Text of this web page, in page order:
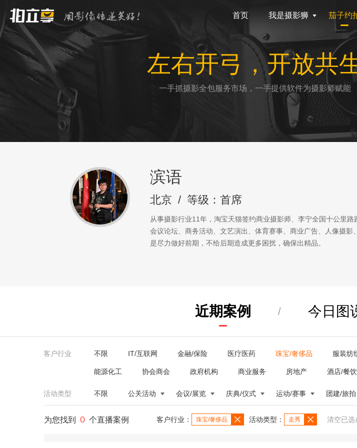
首页 我是摄影狮 茄子约
左右开弓，开放共
一手抓摄影全包服务市场，一手提供软件为摄影师赋能
滨语
北京 / 等级：首席
从事摄影行业11年，淘宝天猫签约商业摄影师、李宁全国十公里
会议论坛、商务活动、文艺演出、体育赛事、商业广告、人像摄
是尽力做好前期，不给后期造成更多困扰，确保出精品。
近期案例 / 今日图
客户行业 不限 IT/互联网 金融/保险 医疗医药 珠宝/奢侈品 服装纺
能源化工 协会商会 政府机构 商业服务 房地产 酒店/餐饮
活动类型 不限 公关活动 会议/展览 庆典/仪式 运动/赛事 团建/旅拍
为您找到 0 个直播案例 客户行业： 珠宝/奢侈品 活动类型： 走秀 清空已选